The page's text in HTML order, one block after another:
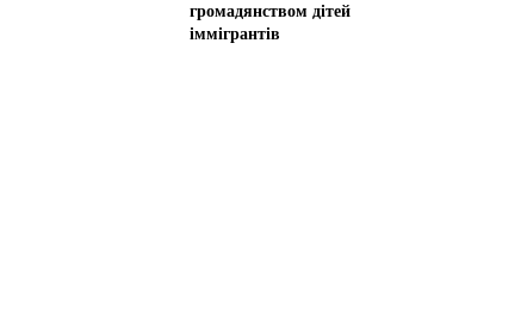
громадянством дітей
іммігрантів